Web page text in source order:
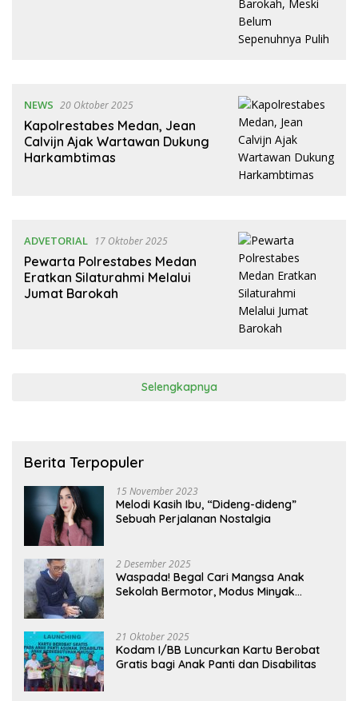
NEWS 20 Oktober 2025
Kapolrestabes Medan, Jean
Calvijn Ajak Wartawan Dukung
Harkambtimas
ADVETORIAL 17 Oktober 2025
Pewarta Polrestabes Medan
Eratkan Silaturahmi Melalui
Jumat Barokah
Selengkapnya
Berita Terpopuler
15 November 2023
Melodi Kasih Ibu, “Dideng-dideng”
Sebuah Perjalanan Nostalgia
2 Desember 2025
Waspada! Begal Cari Mangsa Anak
Sekolah Bermotor, Modus Minyak
21 Oktober 2025
Kodam I/BB Luncurkan Kartu Berobat
Gratis bagi Anak Panti dan Disabilitas